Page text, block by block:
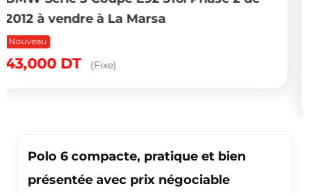
Renault Symbol 2011 essence 5 CV à
vendre à Bizerte
Nouveau Populaire
Polo 6 compacte, pratique et bien
présentée avec prix négociable